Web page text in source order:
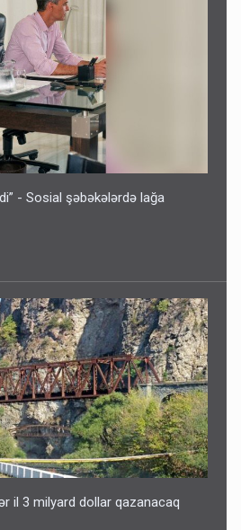
- Sosial şəbəkələrdə lağa
il 3 milyard dollar qazanacaq